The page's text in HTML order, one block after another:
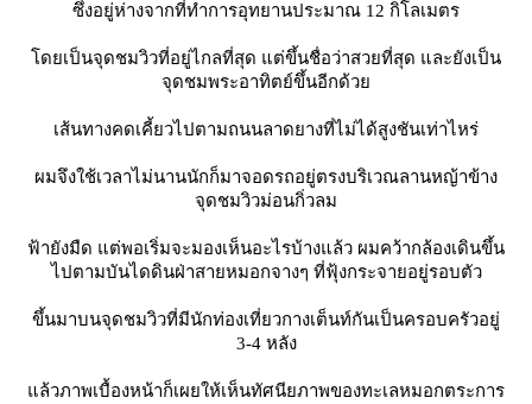
ซึ่งอยู่ห่างจากที่ทำการอุทยานประมาณ 12 กิโลเมตร
ดยเป็นจุดชมวิวที่อยู่ไกลที่สุด แต่ขึ้นชื่อว่าสวยที่สุด และยังเป็น
จุดชมพระอาทิตย์ขึ้นอีกด้ว
เส้นทางคดเคี้ยวไปตามถนนลาดยางที่ไม่ได้สูงชันเท่าไหร่
ผมจึงใช้เวลาไม่นานนักก็มาจอดรถอยู่ตรงบริเวณลานหญ้าข้าง
จุดชมวิวม่อนกิ่วลม
ฟ้ายังมืด แต่พอเริ่มจะมองเห็นอะไรบ้างแล้ว ผมคว้ากล้องเดินขึ้น
ไปตามบันไดดินฝ่าสายหมอกจางๆ ที่ฟุ้งกระจายอยู่รอบตัว
ขึ้นมาบนจุดชมวิวที่มีนักท่องเที่ยวกางเต็นท์กันเป็นครอบครัวอยู่
3-4 หลัง
ล้วภาพเบื้องหน้าก็เผยให้เห็นทัศนียภาพของทะเลหมอกตระการ